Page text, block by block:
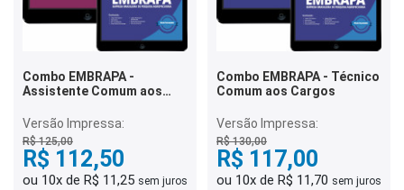
Combo EMBRAPA -
Assistente Comum aos
Versão Impressa:
R$ 125,00
R$ 112,50
ou 10x de R$ 11,25 sem juros
Combo EMBRAPA - Técnico
Comum aos Cargos
Versão Impressa:
R$ 130,00
R$ 117,00
ou 10x de R$ 11,70 sem juros